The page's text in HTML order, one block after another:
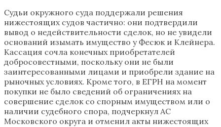
Судьи окружного суда поддержали решения
нижестоящих судов частично: они подтвердили
вывод о недействительности сделок, но не увидели
оснований изымать имущество у Фесюк и Клейнера.
Кассация сочла конечных приобретателей
добросовестными, поскольку они не были
заинтересованными лицами и приобрели здание на
рыночных условиях. Кроме того, в ЕГРН на момент
покупки не было сведений об ограничениях на
совершение сделок со спорным имуществом или о
наличии судебного спора, подчеркнул АС
Московского округа и отменил акты нижестоящих